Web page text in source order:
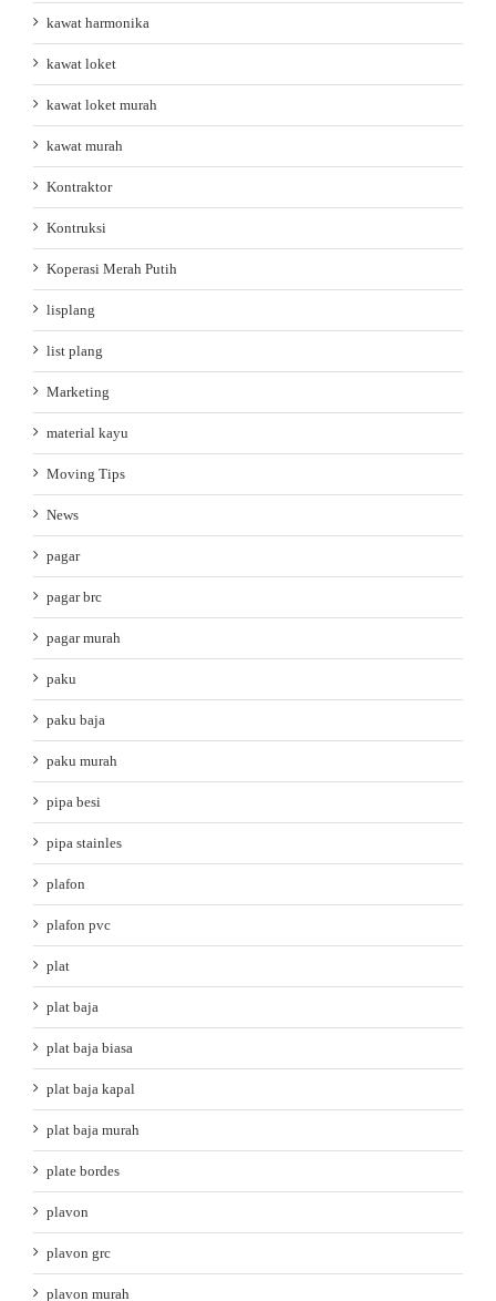
kawat harmonika
kawat loket
kawat loket murah
kawat murah
Kontraktor
Kontruksi
Koperasi Merah Putih
lisplang
list plang
Marketing
material kayu
Moving Tips
News
pagar
pagar brc
pagar murah
paku
paku baja
paku murah
pipa besi
pipa stainles
plafon
plafon pvc
plat
plat baja
plat baja biasa
plat baja kapal
plat baja murah
plate bordes
plavon
plavon grc
plavon murah